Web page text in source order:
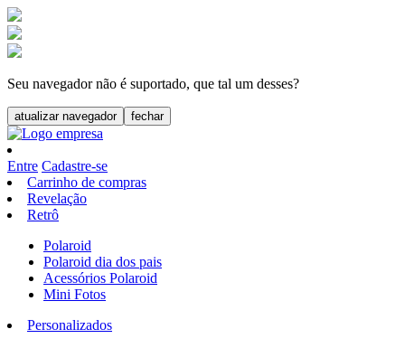
Seu navegador não é suportado, que tal um desses?
atualizar navegador fechar
Entre Cadastre-se
Carrinho de compras
Revelação
Retrô
Polaroid
Polaroid dia dos pais
Acessórios Polaroid
Mini Fotos
Personalizados